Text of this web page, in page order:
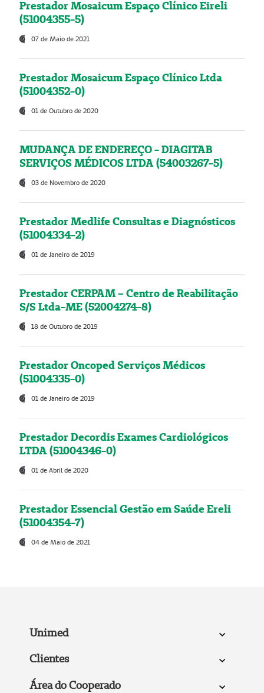
Prestador Mosaicum Espaço Clínico Eireli
(51004355-5)
07 de Maio de 2021
Prestador Mosaicum Espaço Clínico Ltda
(51004352-0)
01 de Outubro de 2020
MUDANÇA DE ENDEREÇO - DIAGITAB
SERVIÇOS MÉDICOS LTDA (54003267-5)
03 de Novembro de 2020
Prestador Medlife Consultas e Diagnósticos
(51004334-2)
01 de Janeiro de 2019
Prestador CERPAM – Centro de Reabilitação
S/S Ltda-ME (52004274-8)
18 de Outubro de 2019
Prestador Oncoped Serviços Médicos
(51004335-0)
01 de Janeiro de 2019
Prestador Decordis Exames Cardiológicos
LTDA (51004346-0)
01 de Abril de 2020
Prestador Essencial Gestão em Saúde Ereli
(51004354-7)
04 de Maio de 2021
Unimed
Clientes
Área do Cooperado